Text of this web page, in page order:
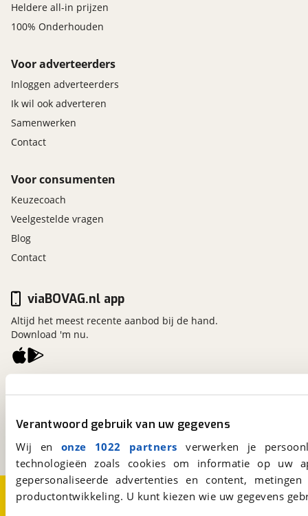
Verantwoord gebruik van uw gegevens
Wij en onze 1022 partners verwerken je
technologieën zoals cookies om informatie op
gepersonaliseerde advertenties en content,
productontwikkeling. U kunt kiezen wie uw gegevens
Heldere all-in prijzen
100% Onderhouden
Voor adverteerders
Inloggen adverteerders
Ik wil ook adverteren
Samenwerken
Contact
Voor consumenten
Keuzecoach
Veelgestelde vragen
Blog
Contact
3981 AJ
Bunnik
Een initiatief van
BOVAG
viaBOVAG.nl app
Altijd het meest recente aanbod bij de hand.
Download 'm nu.
Over viaBOVAG.nl Disclaimer- en Privacyverklaring
CookievoorkeurenVacatures